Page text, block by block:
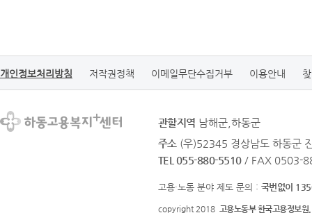
개인정보처리방침 저작권정책 이메일무단수집거부 이용안내
관할지역 남해군,하동군
주소 (우)52345 경상남도 하동군
TEL 055-880-5510 / FAX 0503-
고용·노동 분야 제도 문의 : 국번없이
copyright 2018 고용노동부 한국고용정보원.